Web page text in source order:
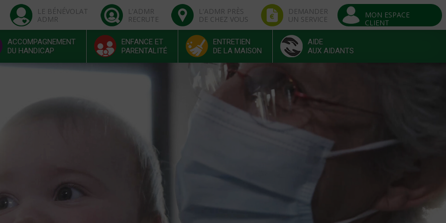
LE BÉNÉVOLAT
ADMR
L'ADMR
RECRUTE
L'ADMR PRÈS
DE CHEZ VOUS
DEMANDER
UN SERVICE
MON ESPACE
CLIENT
ACCOMPAGNEMENT
DU HANDICAP
ENFANCE ET
PARENTALITÉ
ENTRETIEN
DE LA MAISON
AIDE
AUX AIDANTS